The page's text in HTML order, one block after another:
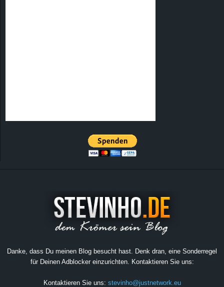
Danke, dass Du meinen Blog besucht hast. Denk dran, eine Sonderregel
für Deinen Adblocker einzurichten. Kontaktieren Sie uns:
Kontaktieren Sie uns: stevinho@justnetwork.eu